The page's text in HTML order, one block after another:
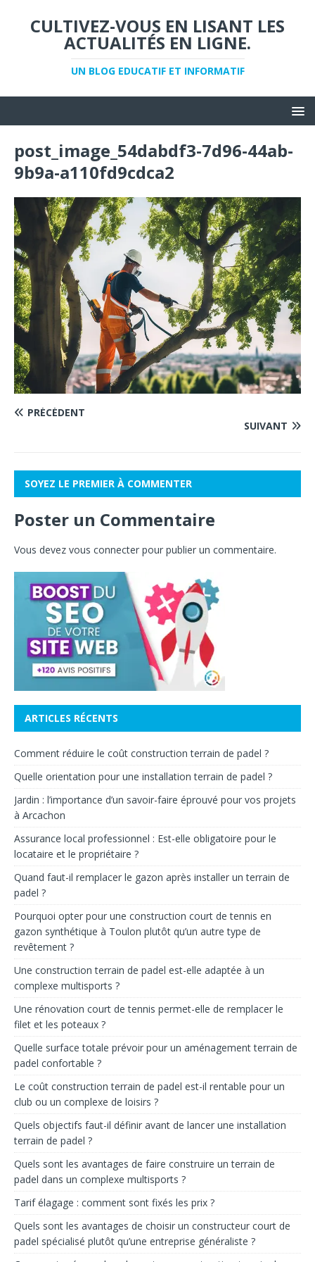
CULTIVEZ-VOUS EN LISANT LES
ACTUALITÉS EN LIGNE.
UN BLOG EDUCATIF ET INFORMATIF
post_image_54dabdf3-7d96-44ab-
9b9a-a110fd9cdca2
PRÉCÉDENT
SUIVANT
SOYEZ LE PREMIER À COMMENTER
Poster un Commentaire
Vous devez vous connecter pour publier un commentaire.
ARTICLES RÉCENTS
Comment réduire le coût construction terrain de padel ?
Quelle orientation pour une installation terrain de padel ?
Jardin : l’importance d’un savoir-faire éprouvé pour vos projets
à Arcachon
Assurance local professionnel : Est-elle obligatoire pour le
locataire et le propriétaire ?
Quand faut-il remplacer le gazon après installer un terrain de
padel ?
Pourquoi opter pour une construction court de tennis en
gazon synthétique à Toulon plutôt qu’un autre type de
revêtement ?
Une construction terrain de padel est-elle adaptée à un
complexe multisports ?
Une rénovation court de tennis permet-elle de remplacer le
filet et les poteaux ?
Quelle surface totale prévoir pour un aménagement terrain de
padel confortable ?
Le coût construction terrain de padel est-il rentable pour un
club ou un complexe de loisirs ?
Quels objectifs faut-il définir avant de lancer une installation
terrain de padel ?
Quels sont les avantages de faire construire un terrain de
padel dans un complexe multisports ?
Tarif élagage : comment sont fixés les prix ?
Quels sont les avantages de choisir un constructeur court de
padel spécialisé plutôt qu’une entreprise généraliste ?